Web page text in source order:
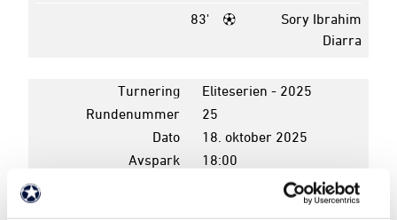
83'
Sory Ibrahim
Diarra
Turnering
Eliteserien - 2025
Rundenummer
25
Dato
18. oktober 2025
Avspark
18:00